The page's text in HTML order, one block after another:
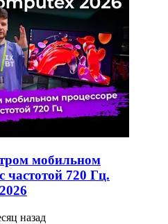
мобильном
частотой 720 Гц.
назад